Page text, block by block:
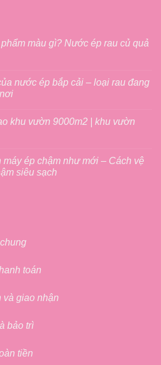
màu gì? Nước ép rau củ quả
nước ép bắp cải – loại rau đang
khu vườn 9000m2 | khu vườn
máy ép chậm như mới – Cách vệ
siêu sạch
toán
và giao nhận
bảo trì
tiền